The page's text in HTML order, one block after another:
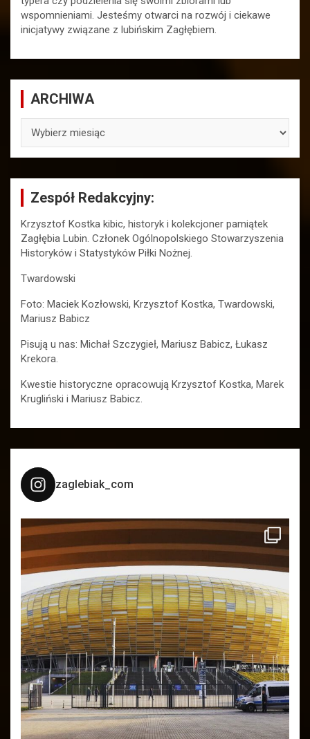
wspomnieniami. Jesteśmy otwarci na rozwój i ciekawe
inicjatywy związane z lubińskim Zagłębiem.
ARCHIWA
Zespół Redakcyjny:
Krzysztof Kostka kibic, historyk i kolekcjoner pamiątek
Zagłębia Lubin. Członek Ogólnopolskiego Stowarzyszenia
Historyków i Statystyków Piłki Nożnej.
Twardowski
Foto: Maciek Kozłowski, Krzysztof Kostka, Twardowski,
Mariusz Babicz
Pisują u nas: Michał Szczygieł, Mariusz Babicz, Łukasz
Krekora.
Kwestie historyczne opracowują Krzysztof Kostka, Marek
Krugliński i Mariusz Babicz.
zaglebiak_com